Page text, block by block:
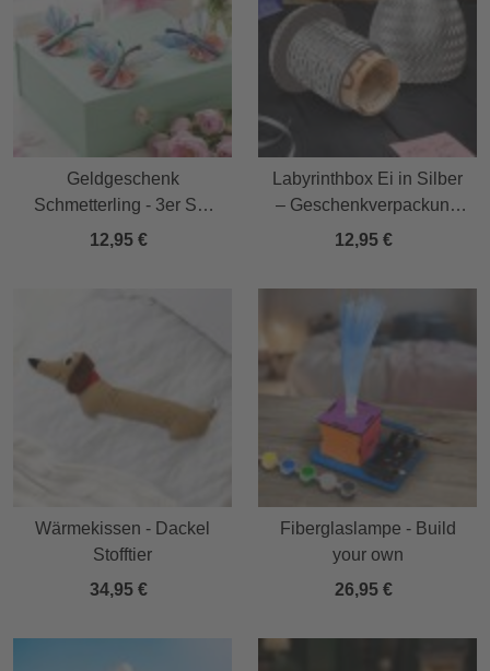
Geldgeschenk
Schmetterling - 3er Set
Geschenkverpackung für
12,95 €
Labyrinthbox Ei in Silber
– Geschenkverpackung
für Geld, Gutscheine &
12,95 €
Wärmekissen - Dackel
Stofftier
34,95 €
Fiberglaslampe - Build
your own
26,95 €